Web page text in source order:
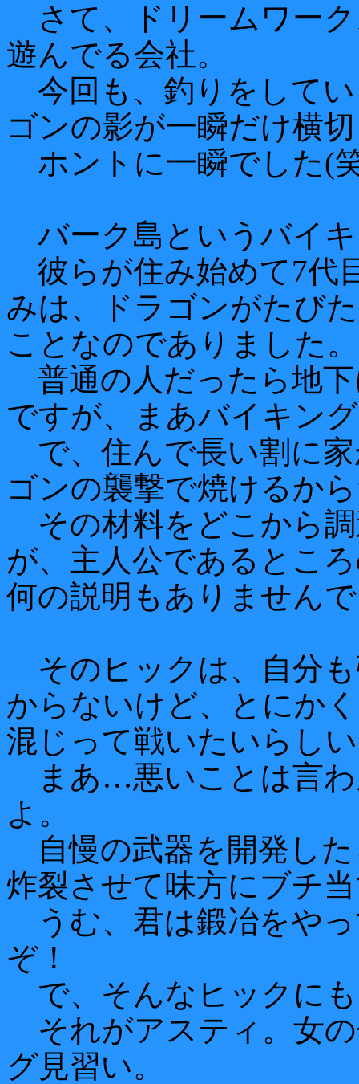
さて、ドリームワー
遊んでる会社。
今回も、釣りをして
ゴンの影が一瞬だけ横
ホントに一瞬でした(
バーク島というバイ
彼らが住み始めて7代
みは、ドラゴンがたび
ことなのでありました。
普通の人だったら地
ですが、まあバイキン
で、住んで長い割に
ゴンの襲撃で焼けるか
その材料をどこから
が、主人公であるとこ
何の説明もありません
そのヒックは、自分
からないけど、とにか
混じって戦いたいらし
まあ…悪いことは言わ
よ。
自慢の武器を開発し
炸裂させて味方にブチ
うむ、君は鍛冶をや
ぞ！
で、そんなヒックに
それがアスティ。女
グ見習い。